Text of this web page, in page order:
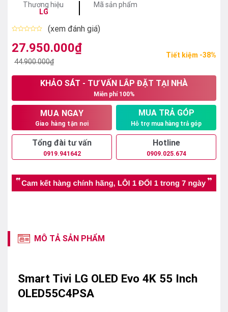
Thương hiệu
LG
Mã sản phẩm
xếp
hạng
5
(xem đánh giá)
44.900.000₫
Giá
gốc
44.900.000₫.
27.950.000₫
Giá
hiện
Tiết kiệm -38%
KHẢO SÁT - TƯ VẤN LẮP ĐẶT TẠI NHÀ
Miễn phí 100%
MUA NGAY
Giao hàng tận nơi
MUA TRẢ GÓP
Hỗ trợ mua hàng trả góp
Tổng đài tư vấn
0919.941642
Hotline
0909.025.674
MÔ TẢ SẢN PHẨM
Smart Tivi LG OLED Evo 4K 55 Inch
OLED55C4PSA